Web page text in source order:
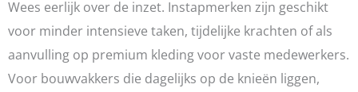
Wees eerlijk over de inzet. Instapmerken zijn geschikt
voor minder intensieve taken, tijdelijke krachten of als
aanvulling op premium kleding voor vaste medewerkers.
Voor bouwvakkers die dagelijks op de knieën liggen,